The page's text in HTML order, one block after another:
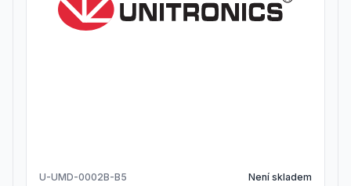
U-UMD-0002B-B5 Není skladem